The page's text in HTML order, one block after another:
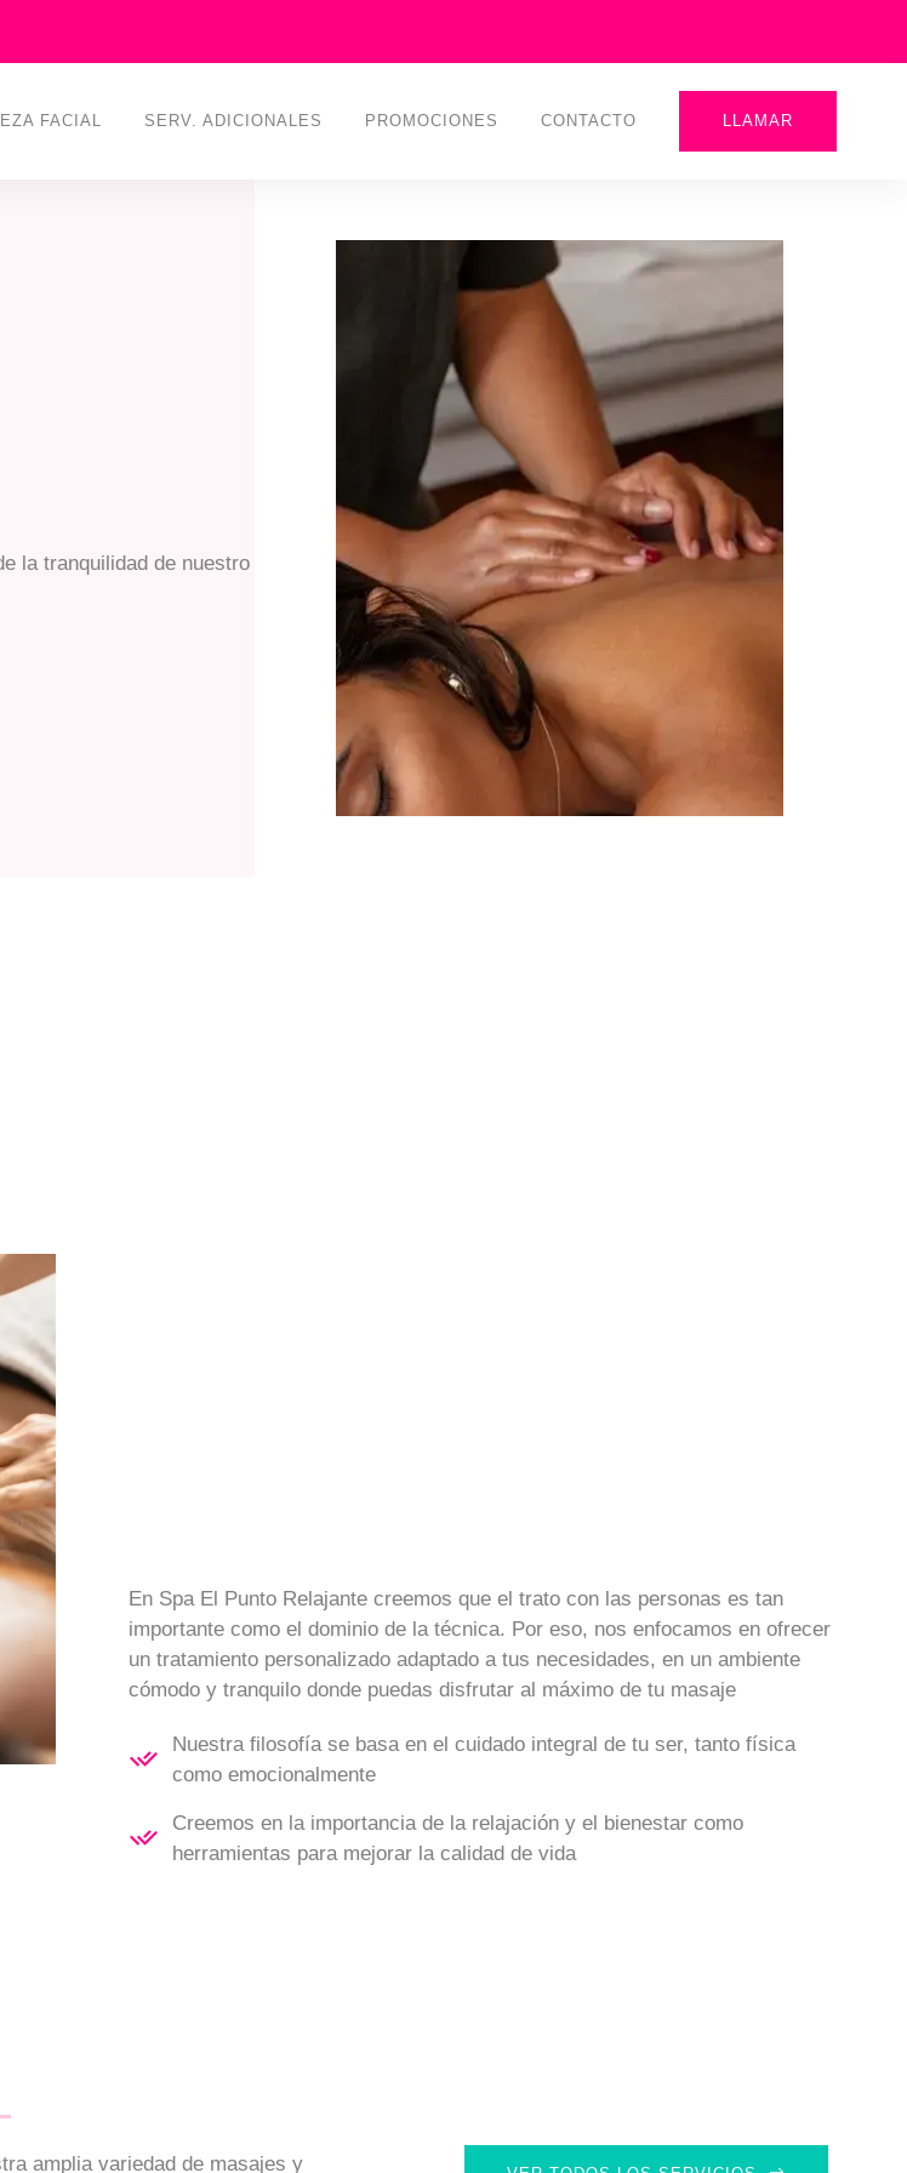
FACIAL SERV. ADICIONALES PROMOCIONES CONTACTO LLAMAR
la tranquilidad de nuestro
En Spa El Punto Relajante creemos que el trato con las personas es tan
importante como el dominio de la técnica. Por eso, nos enfocamos en ofrecer
un tratamiento personalizado adaptado a tus necesidades, en un ambiente
cómodo y tranquilo donde puedas disfrutar al máximo de tu masaje
Nuestra filosofía se basa en el cuidado integral de tu ser, tanto física
como emocionalmente
Creemos en la importancia de la relajación y el bienestar como
herramientas para mejorar la calidad de vida
amplia variedad de masajes y